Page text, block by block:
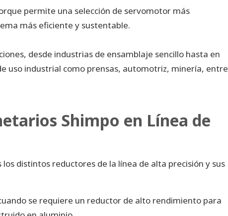
permite una selección de servomotor más
más eficiente y sustentable.
desde industrias de ensamblaje sencillo hasta en
uso industrial como prensas, automotriz, minería, entre
Shimpo en Línea de
distintos reductores de la línea de alta precisión y sus
se requiere un reductor de alto rendimiento para